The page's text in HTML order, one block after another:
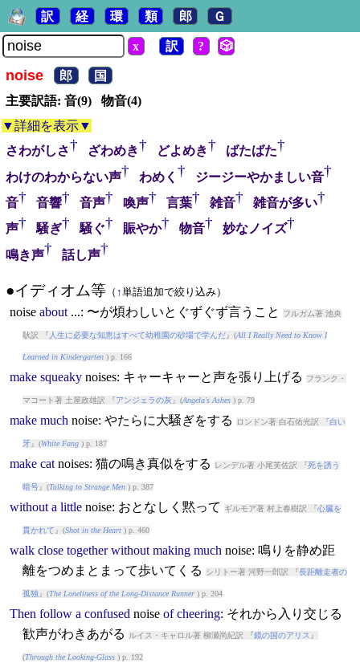
訳 経 環 類 郎 Ｇ
x 訳 ? 🎲
noise 郎
国
主要訳語: 音(9) 物音(4)
▼詳細を表示▼
さわがしさ† ざわめき† どよめき† ばたばた†
わけのわからない声† わめく † ジージーやかましい音†
音† 音響† 音声† 喚声† 言葉† 雑音† 雑音が多い†
声† 騒ぎ† 騒ぐ† 賑やか† 物音† 妙なノイズ†
鳴き声† 話し声†
●イディオム等（ ↑単語追加で絞り込み）
noise about...: 〜が煩わしいとぐずぐず言うこと フルガム著 池央
耿訳 『 人生に必要な知恵はすべて幼稚園の砂場で学んだ』(All I Really Need to Know I
Learned in Kindergarten) p. 166
make squeaky noises: キャーキャーと声を張り上げる フランク・
マコート著 土屋政雄訳 『アンジェラの灰』(Angela's Ashes) p. 79
make much noise: やたらに大騒ぎをする ロンドン著 白石佑光訳 『白い
牙』(White Fang) p. 187
make cat noises: 猫の鳴き真似をする レンデル著 小尾芙佐訳 『死を誘う
暗号』(Talking to Strange Men) p. 387
without a little noise: おとなしく黙って ギルモア著 村上春樹訳 『心臓を
貫かれて 』(Shot in the Heart) p. 460
walk close together without making much noise: 鳴りを静め距
離をつめまとまって歩いてくる
シリトー著 河野一郎訳 『長距離走者の
孤独 』(The Loneliness of the Long-Distance Runner) p. 204
Then follow a confused noise of cheering: それから入り交じる
歓声がわきあがる
ルイス・キャロル著 柳瀬尚紀訳 『鏡の国のアリス 』
(Through the Looking-Glass) p. 192